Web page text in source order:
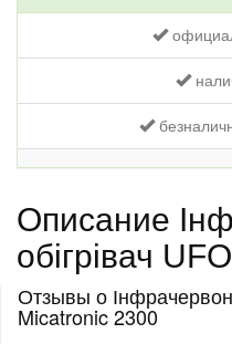
Описание
обігрівач
Отзывы о
Micatronic 2300